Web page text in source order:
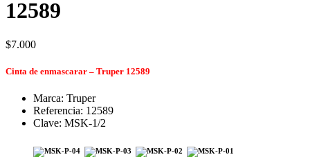
12589
$7.000
Cinta de enmascarar – Truper 12589
Marca: Truper
Referencia: 12589
Clave: MSK-1/2